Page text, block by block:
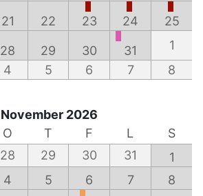
21 22 23 24 25
28 29 30 31
1
4 5 6 7 8
November 2026
O T F L
S
28 29 30 31
1
4 5 6 7 8